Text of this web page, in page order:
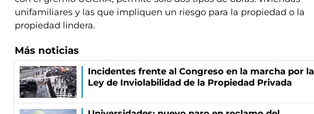
unifamiliares y las que impliquen un riesgo para la propiedad o la
propiedad lindera.
Más noticias
Incidentes frente al Congreso en la marcha por la
Ley de Inviolabilidad de la Propiedad Privada